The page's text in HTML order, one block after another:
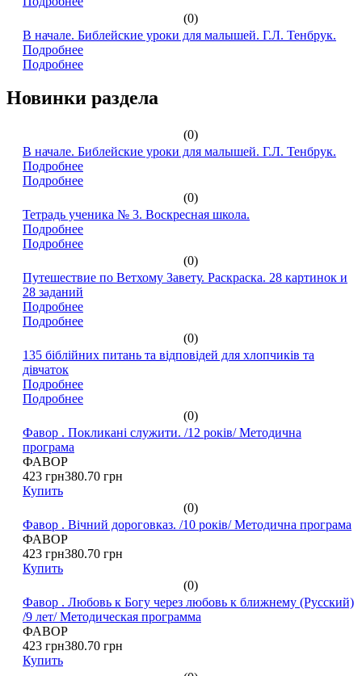
(0)
В начале. Библейские уроки для малышей. Г.Л. Тенбрук.
Подробнее
Подробнее
Новинки раздела
(0)
В начале. Библейские уроки для малышей. Г.Л. Тенбрук.
Подробнее
Подробнее
(0)
Тетрадь ученика № 3. Воскресная школа.
Подробнее
Подробнее
(0)
Путешествие по Ветхому Завету. Раскраска. 28 картинок и
28 заданий
Подробнее
Подробнее
(0)
135 біблійних питань та відповідей для хлопчиків та
дівчаток
Подробнее
Подробнее
(0)
Фавор . Покликані служити. /12 років/ Методична
програма
ФАВОР
423 грн380.70 грн
Купить
(0)
Фавор . Вічний дороговказ. /10 років/ Методична програма
ФАВОР
423 грн380.70 грн
Купить
(0)
Фавор . Любовь к Богу через любовь к ближнему (Русский)
/9 лет/ Методическая программа
ФАВОР
423 грн380.70 грн
Купить